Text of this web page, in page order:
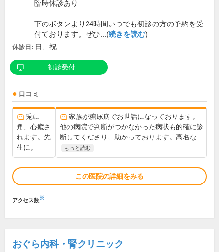
臨時休診あり
下のボタンより24時間いつでも初診の方の予約を受
付ております。ぜひ...(続きを読む)
休診日: 日、祝
初診受付
口コミ
兎に
角、心癒さ
れます。先
生に。
家族が糖尿病でお世話になっております。
他の病院で判断がつかなかった病状も的確に診
断してくださり、助かっております。高名な...
もっと読む
この医院の詳細をみる
アクセス数※
おぐら内科・腎クリニック